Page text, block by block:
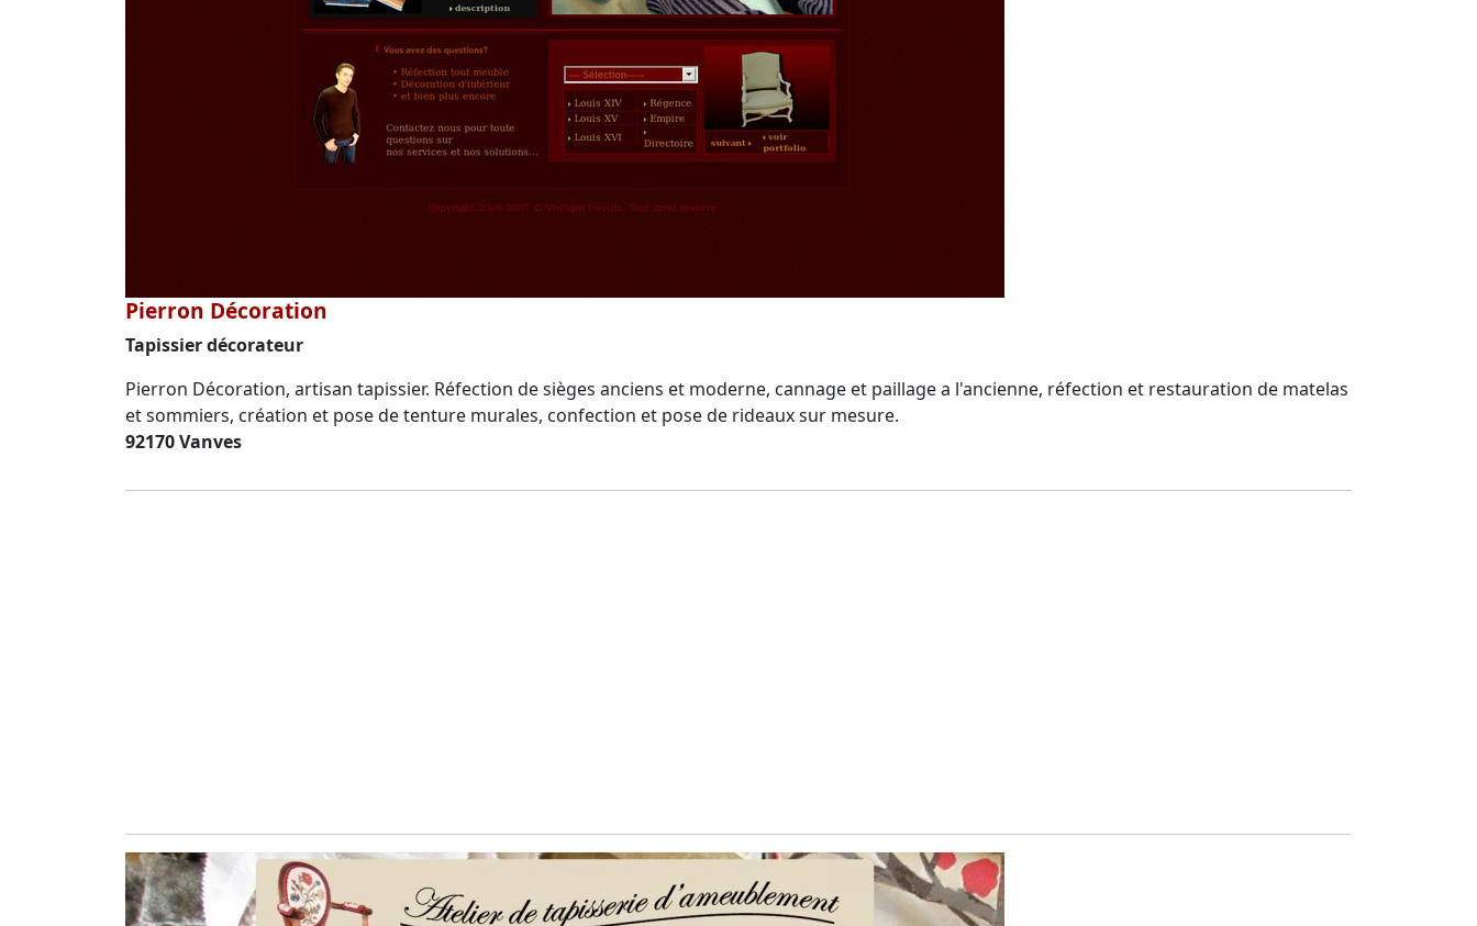
Pierron Décoration
Tapissier décorateur
Pierron Décoration, artisan tapissier. Réfection de sièges anciens et moderne, cannage et paillage a l'ancienne, réfection et restauration de matelas
et sommiers, création et pose de tenture murales, confection et pose de rideaux sur mesure.
92170 Vanves